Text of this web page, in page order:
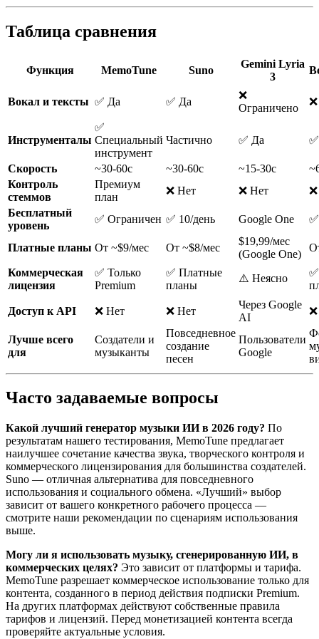
Таблица сравнения
Функция MemoTune Suno
Gemini Lyria
3
Вокал и тексты ✅ Да ✅ Да
❌
Ограничено
Инструменталы
✅
Специальный
инструмент
Частично ✅ Да
Скорость ~30-60с ~30-60с ~15-30с
Контроль
стеммов
Премиум
план
❌ Нет ❌ Нет
Бесплатный
уровень
✅ Ограничен ✅ 10/день Google One
Платные планы От ~$9/мес От ~$8/мес
$19,99/мес
(Google One)
Коммерческая
лицензия
✅ Только
Premium
✅ Платные
планы
⚠️ Неясно
Доступ к API ❌ Нет ❌ Нет
Через Google
AI
Лучше всего
для
Создатели и
музыканты
Повседневное
создание
песен
Пользователи
Google
Часто задаваемые вопросы
Какой лучший генератор музыки ИИ в 2026 году? По
результатам нашего тестирования, MemoTune предлагает
наилучшее сочетание качества звука, творческого контроля и
коммерческого лицензирования для большинства создателей.
Suno — отличная альтернатива для повседневного
использования и социального обмена. «Лучший» выбор
зависит от вашего конкретного рабочего процесса —
смотрите наши рекомендации по сценариям использования
выше.
Могу ли я использовать музыку, сгенерированную ИИ, в
коммерческих целях? Это зависит от платформы и тарифа.
MemoTune разрешает коммерческое использование только для
контента, созданного в период действия подписки Premium.
На других платформах действуют собственные правила
тарифов и лицензий. Перед монетизацией контента всегда
проверяйте актуальные условия.